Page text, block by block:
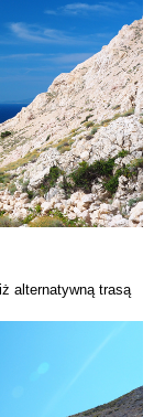
alternatywną trasą